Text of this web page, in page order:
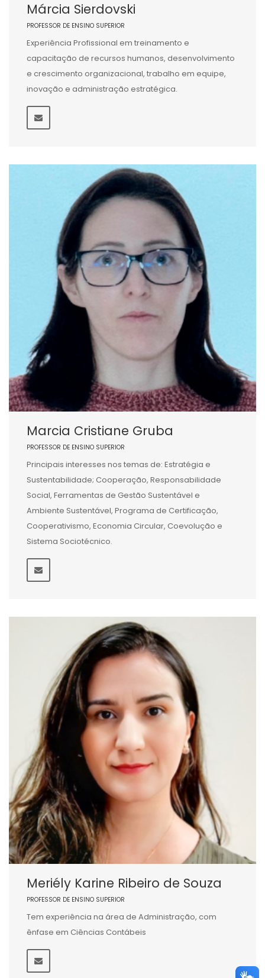
Márcia Sierdovski
PROFESSOR DE ENSINO SUPERIOR
Experiência Profissional em treinamento e
capacitação de recursos humanos, desenvolvimento
e crescimento organizacional, trabalho em equipe,
inovação e administração estratégica.
Marcia Cristiane Gruba
PROFESSOR DE ENSINO SUPERIOR
Principais interesses nos temas de: Estratégia e
Sustentabilidade; Cooperação, Responsabilidade
Social, Ferramentas de Gestão Sustentável e
Ambiente Sustentável, Programa de Certificação,
Cooperativismo, Economia Circular, Coevolução e
Sistema Sociotécnico.
Meriély Karine Ribeiro de Souza
PROFESSOR DE ENSINO SUPERIOR
Tem experiência na área de Administração, com
ênfase em Ciências Contábeis